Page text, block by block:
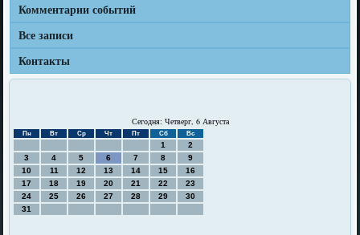
Комментарии событий
Все записи
Контакты
Сегодня: Четверг, 6 Августа
Пн Вт Ср Чт Пт Сб Вс
1
2
3
4 5 6 7 8
9
10
11 12 13 14 15
16
17
18 19 20 21 22
23
24
25 26 27 28 29
30
31